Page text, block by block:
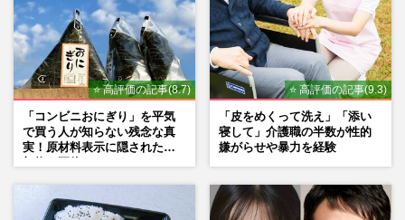
⭐ 高評価の記事(8.7)
「コンビニおにぎり」を平気
で買う人が知らない残念な真
実！原材料表示に隠された添
⭐ 高評価の記事(9.3)
「皮をめくって洗え」「添い
寝して」介護職の半数が性的
嫌がらせや暴力を経験